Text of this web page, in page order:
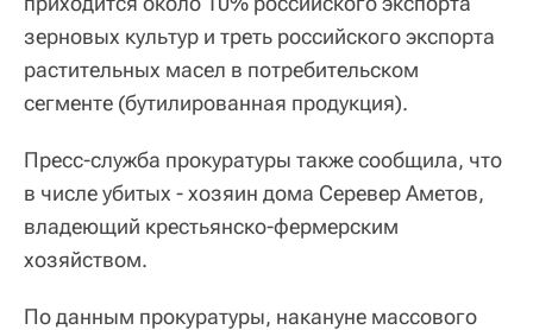
зерновых культур и треть российского экспорта
растительных масел в потребительском
сегменте (бутилированная продукция).
Пресс-служба прокуратуры также сообщила, что
в числе убитых - хозяин дома Серевер Аметов,
владеющий крестьянско-фермерским
хозяйством.
По данным прокуратуры, накануне массового